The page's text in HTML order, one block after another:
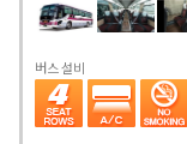
버스 설비